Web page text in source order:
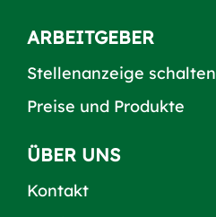
ARBEITGEBER
Stellenanzeige schalten
Preise und Produkte
ÜBER UNS
Kontakt